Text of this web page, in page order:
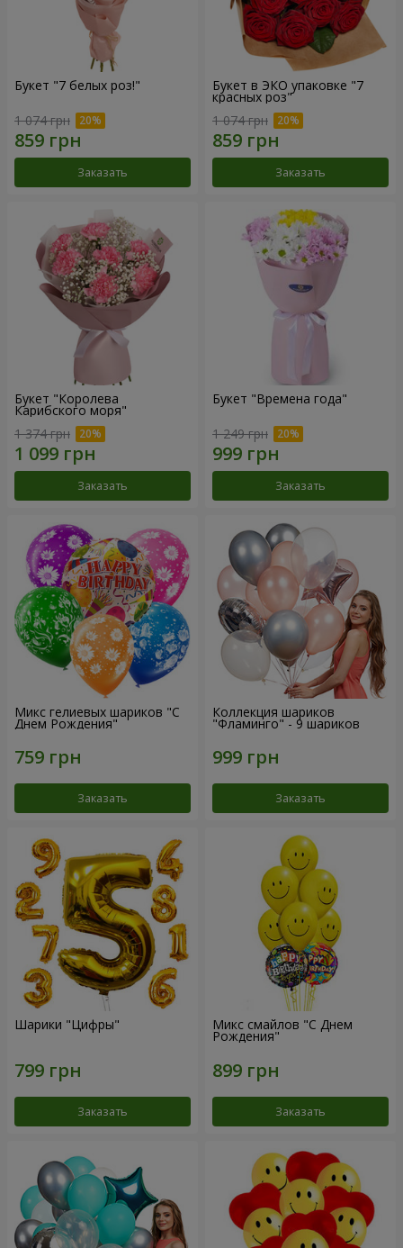
Букет "7 белых роз!"
1 074 грн
Заказать
Букет в ЭКО упаковке "7
красных роз"
1 074 грн
Заказать
Букет "Королева
Карибского моря"
1 374 грн
Заказать
Букет "Времена года"
1 249 грн
Заказать
Микс гелиевых шариков "C
Днем Рождения"
Заказать
Коллекция шариков
"Фламинго" - 9 шариков
Заказать
Шарики "Цифры"
Заказать
Микс смайлов "C Днем
Рождения"
Заказать